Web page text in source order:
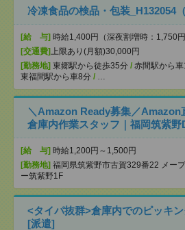
冷凍食品の検品・包装_H132054
[給 与] 時給1,400円（深夜割増時：1,750円
[交通費] 上限あり(月額)30,000円
[勤務地] 東郷駅から徒歩35分 / 赤間駅から
東福間駅から車8分 / …
＼Amazon Ready募集／
倉庫内作業スタッフ｜福岡筑紫
[給 与] 時給1,200円～1,500円
[勤務地] 福岡県筑紫野市古賀329番22 メー
ー筑紫野1F
<タイパ抜群>倉庫内でのピッキン
[派遣]